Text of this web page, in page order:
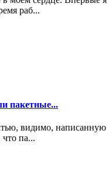
раб...
пакетные...
видимо, написанную
па...